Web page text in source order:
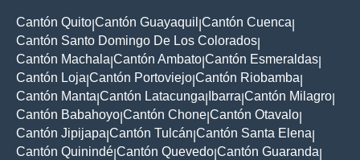
Cantón Quito Cantón Guayaquil Cantón Cuenca
Cantón Santo Domingo De Los Colorados
Cantón Machala Cantón Ambato Cantón Esmeraldas
Cantón Loja Cantón Portoviejo Cantón Riobamba
Cantón Manta Cantón Latacunga Ibarra Cantón Milagro
Cantón Babahoyo Cantón Chone Cantón Otavalo
Cantón Jipijapa Cantón Tulcán Cantón Santa Elena
Cantón Quinindé Cantón Quevedo Cantón Guaranda